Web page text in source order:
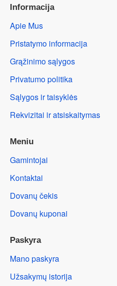
Informacija
Apie Mus
Pristatymo informacija
Grąžinimo sąlygos
Privatumo politika
Sąlygos ir taisyklės
Rekvizitai ir atsiskaitymas
Meniu
Gamintojai
Kontaktai
Dovanų čekis
Dovanų kuponai
Paskyra
Mano paskyra
Užsakymų istorija